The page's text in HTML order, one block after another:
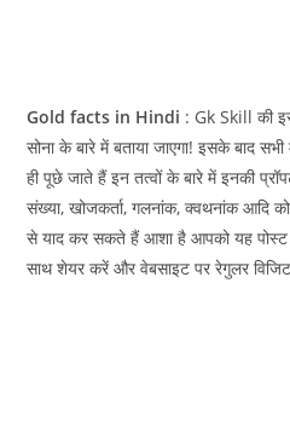
Gold facts in Hindi : Gk Skill की
सोना के बारे में बताया जाएगा! इसके बाद
ही पूछे जाते हैं इन तत्वों के बारे में इनकी
संख्या, खोजकर्ता, गलनांक, क्वथनांक आदि
से याद कर सकते हैं आशा है आपको यह पोस्ट
साथ शेयर करें और वेबसाइट पर रेगुलर